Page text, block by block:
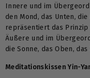
Innere und im
den Mond, das Unten,
repräsentiert das Prinzip
Äußere und im
die Sonne, das Oben,
Meditationskissen Yin-